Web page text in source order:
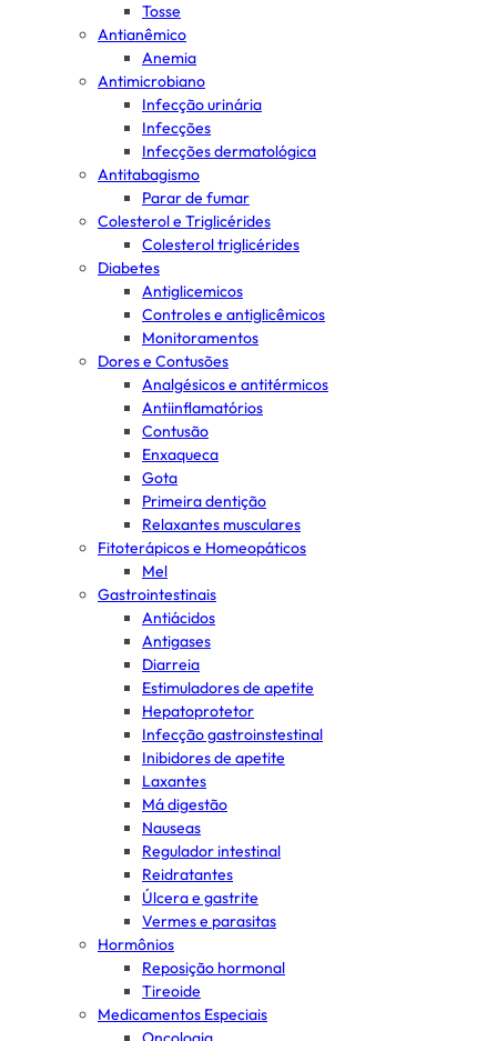
Tosse
Antianêmico
Anemia
Antimicrobiano
Infecção urinária
Infecções
Infecções dermatológica
Antitabagismo
Parar de fumar
Colesterol e Triglicérides
Colesterol triglicérides
Diabetes
Antiglicemicos
Controles e antiglicêmicos
Monitoramentos
Dores e Contusões
Analgésicos e antitérmicos
Antiinflamatórios
Contusão
Enxaqueca
Gota
Primeira dentição
Relaxantes musculares
Fitoterápicos e Homeopáticos
Mel
Gastrointestinais
Antiácidos
Antigases
Diarreia
Estimuladores de apetite
Hepatoprotetor
Infecção gastroinstestinal
Inibidores de apetite
Laxantes
Má digestão
Nauseas
Regulador intestinal
Reidratantes
Úlcera e gastrite
Vermes e parasitas
Hormônios
Reposição hormonal
Tireoide
Medicamentos Especiais